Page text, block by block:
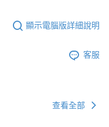
顯示電腦版詳細說明
客服
查看全部